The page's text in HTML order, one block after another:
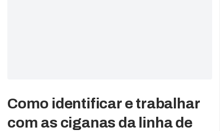
Como identificar e trabalhar
com as ciganas da linha de